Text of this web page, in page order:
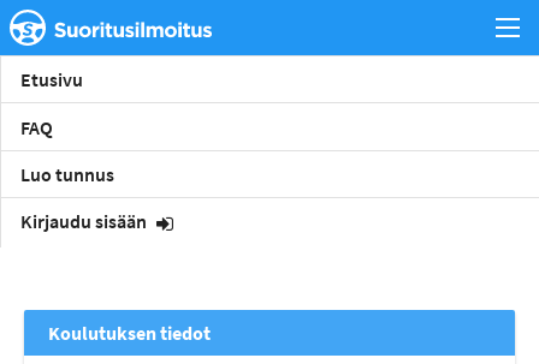
Etusivu
FAQ
Luo tunnus
Kirjaudu sisään
Koulutuksen tiedot